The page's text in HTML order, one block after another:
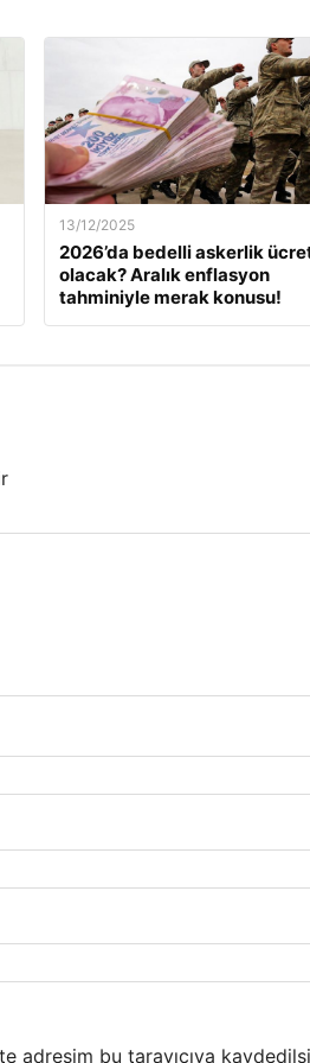
13/12/2025
2026’da bedelli askerlik
olacak? Aralık enflasyon
tahminiyle merak konusu!
adresim bu tarayıcıya